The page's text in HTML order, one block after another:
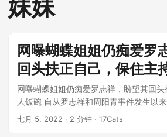
妹妹
网曝蝴蝶姐姐仍痴爱罗
回头扶正自己，保住主
网曝蝴蝶姐姐仍痴爱罗志祥，盼望其回
人饭碗 自从罗志祥和周阳青事件发生以
这件事的最新发展 这起事件中的另一...
七月 5, 2022 · 2 分钟 · 17Cats